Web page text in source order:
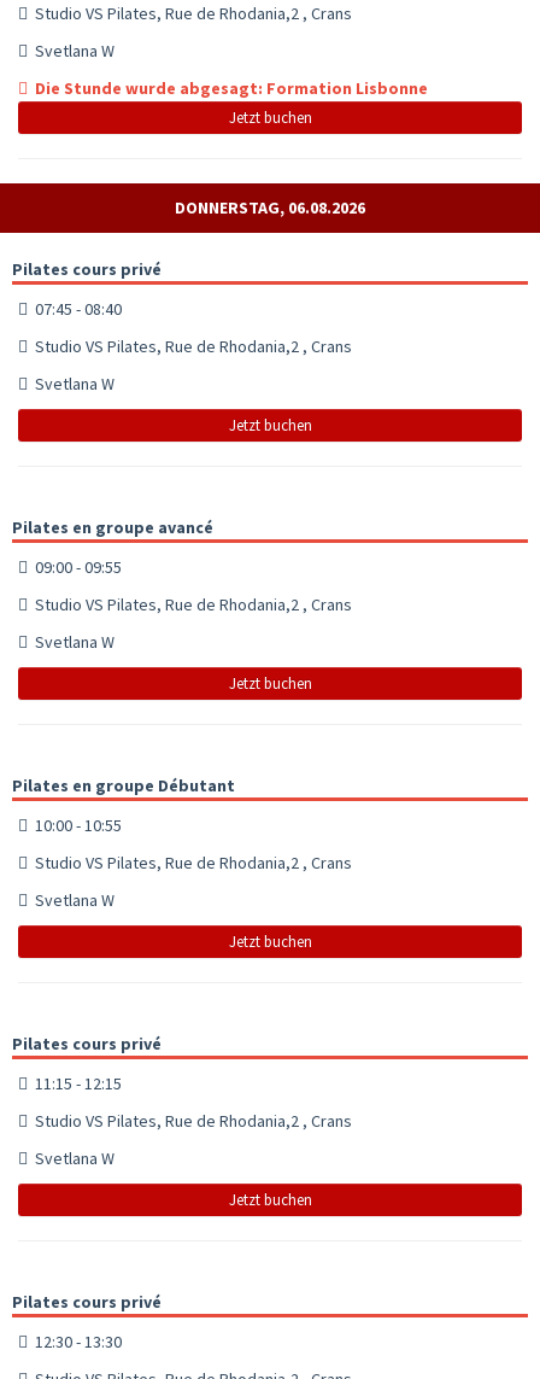
Studio VS Pilates, Rue de Rhodania,2 , Crans
Svetlana W
Die Stunde wurde abgesagt: Formation Lisbonne
Jetzt buchen
DONNERSTAG, 06.08.2026
Pilates cours privé
07:45 - 08:40
Studio VS Pilates, Rue de Rhodania,2 , Crans
Svetlana W
Jetzt buchen
Pilates en groupe avancé
09:00 - 09:55
Studio VS Pilates, Rue de Rhodania,2 , Crans
Svetlana W
Jetzt buchen
Pilates en groupe Débutant
10:00 - 10:55
Studio VS Pilates, Rue de Rhodania,2 , Crans
Svetlana W
Jetzt buchen
Pilates cours privé
11:15 - 12:15
Studio VS Pilates, Rue de Rhodania,2 , Crans
Svetlana W
Jetzt buchen
Pilates cours privé
12:30 - 13:30